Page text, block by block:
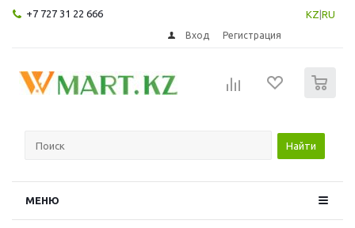
+7 727 31 22 666 KZ RU
Вход Регистрация
Найти
МЕНЮ